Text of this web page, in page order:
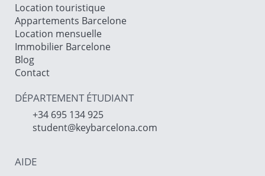
Location touristique
Appartements Barcelone
Location mensuelle
Immobilier Barcelone
Blog
Contact
DÉPARTEMENT ÉTUDIANT
+34 695 134 925
student@keybarcelona.com
AIDE